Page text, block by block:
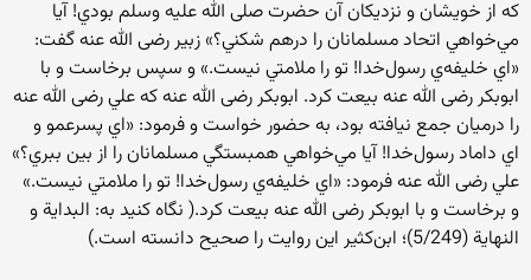
كه از خویشان و نزديكان آن حضرت صلی الله علیه وسلم بودي! آيا
مي‌خواهي اتحاد مسلمانان را درهم شكني؟» زبير رضی الله عنه گفت:
«اي خليفه‌ي رسول‌خدا! تو را ملامتي نيست.» و سپس برخاست و با
ابوبكر رضی الله عنه بيعت كرد. ابوبكر رضی الله عنه كه علي رضی الله عنه
را درميان جمع نيافته بود، به حضور خواست و فرمود: «اي پسرعمو و
اي داماد‌ رسول‌خدا! آيا مي‌خواهي همبستگي مسلمانان را از بين ببري؟»
علي رضی الله عنه فرمود: «اي خليفه‌ي رسول‌خدا! تو را ملامتي نيست.»
و برخاست و با ابوبكر رضی الله عنه بيعت كرد.( نگاه كنيد به: البداية و
النهاية (5/249)؛ ابن‌كثير اين روايت را صحيح دانسته است.)